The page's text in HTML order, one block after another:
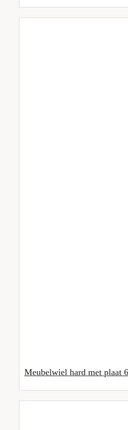
Meubelwiel hard met plaat